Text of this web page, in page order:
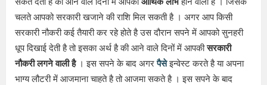
चलते आपको सरकारी खजाने की राशि मिल सकती है । अगर आप किसी
सरकारी नौकरी कई तैयारी कर रहे होते है उस दौरान सपने में आपको सुनहरी
धूप दिखाई देती है तो इसका अर्थ है की आने वाले दिनों में आपकीसरकारी
नौकरी लगने वाली है। इस सपने के बाद अगरपैसेइन्वेस्ट करते है या अपना
भाग्य लौटरी में आजमाना चाहते है तो आजमा सकते है । इस सपने के बाद